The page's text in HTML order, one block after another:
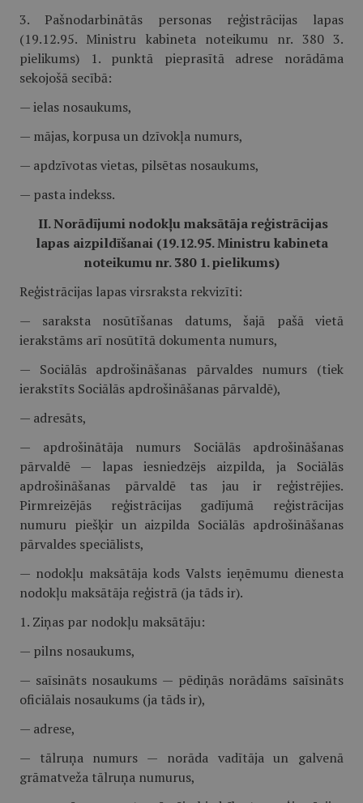
3. Pašnodarbinātās personas reģistrācijas lapas
(19.12.95. Ministru kabineta noteikumu nr. 380 3.
pielikums) 1. punktā pieprasītā adrese norādāma
sekojošā secībā:
— ielas nosaukums,
— mājas, korpusa un dzīvokļa numurs,
— apdzīvotas vietas, pilsētas nosaukums,
— pasta indekss.
II. Norādījumi nodokļu maksātāja reģistrācijas
lapas aizpildīšanai (19.12.95. Ministru kabineta
noteikumu nr. 380 1. pielikums)
Reģistrācijas lapas virsraksta rekvizīti:
— saraksta nosūtīšanas datums, šajā pašā vietā
ierakstāms arī nosūtītā dokumenta numurs,
— Sociālās apdrošināšanas pārvaldes numurs (tiek
ierakstīts Sociālās apdrošināšanas pārvaldē),
— adresāts,
— apdrošinātāja numurs Sociālās apdrošināšanas
pārvaldē — lapas iesniedzējs aizpilda, ja Sociālās
apdrošināšanas pārvaldē tas jau ir reģistrējies.
Pirmreizējās reģistrācijas gadījumā reģistrācijas
numuru piešķir un aizpilda Sociālās apdrošināšanas
pārvaldes speciālists,
— nodokļu maksātāja kods Valsts ieņēmumu dienesta
nodokļu maksātāja reģistrā (ja tāds ir).
1. Ziņas par nodokļu maksātāju:
— pilns nosaukums,
— saīsināts nosaukums — pēdiņās norādāms saīsināts
oficiālais nosaukums (ja tāds ir),
— adrese,
— tālruņa numurs — norāda vadītāja un galvenā
grāmatveža tālruņa numurus,